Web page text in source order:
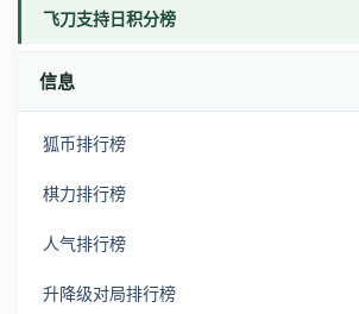
飞刀支持日积分榜
信息
狐币排行榜
棋力排行榜
人气排行榜
升降级对局排行榜